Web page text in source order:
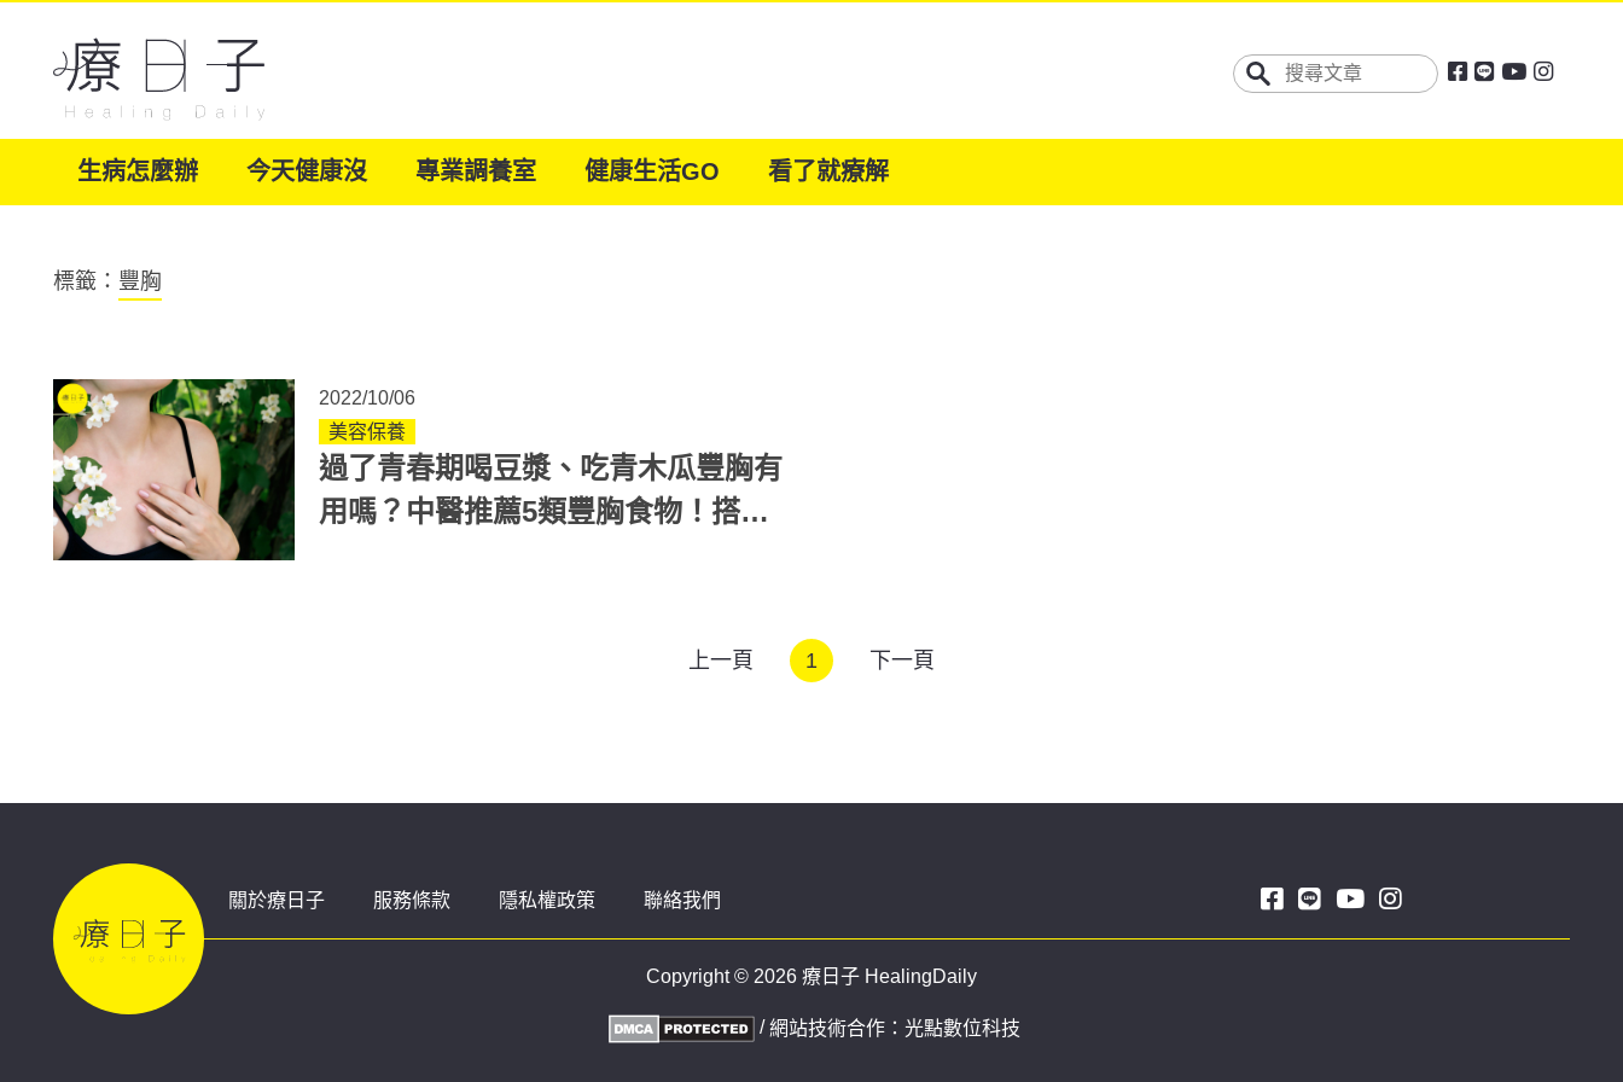
生病怎麼辦 今天健康沒 專業調養室 健康生活GO 看了就療解
標籤： 豐胸
2022/10/06
美容保養
過了青春期喝豆漿、吃青木瓜豐胸有
用嗎？中醫推薦5類豐胸食物！搭配
上一頁 1 下一頁
關於療日子 服務條款 隱私權政策 聯絡我們
Copyright © 2026 療日子 HealingDaily
/網站技術合作： 光點數位科技